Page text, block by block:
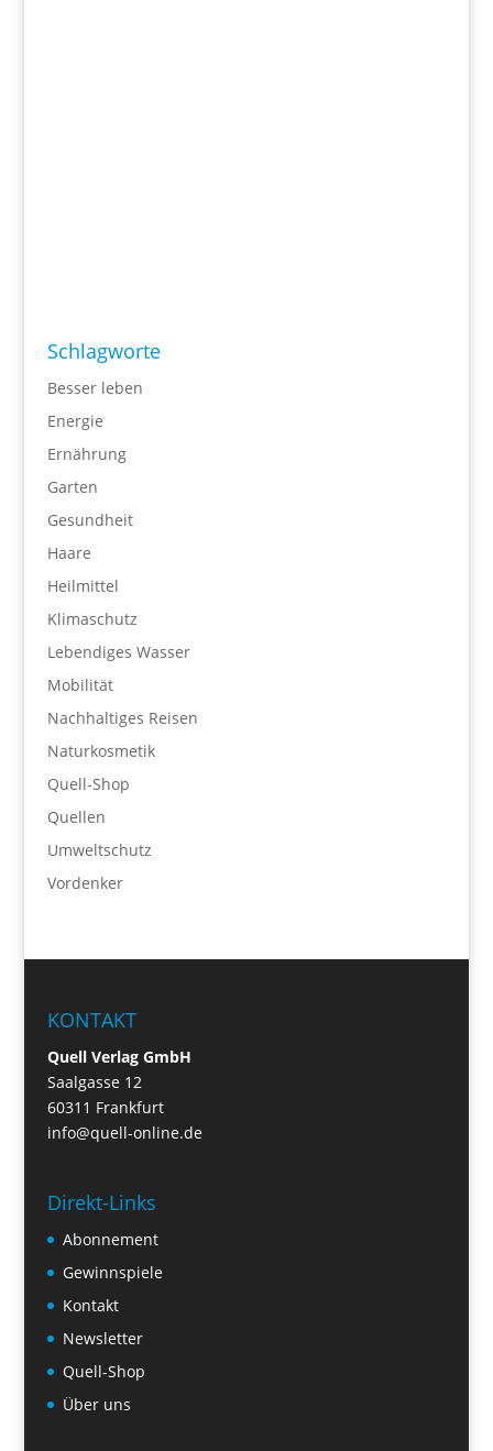
Schlagworte
Besser leben
Energie
Ernährung
Garten
Gesundheit
Haare
Heilmittel
Klimaschutz
Lebendiges Wasser
Mobilität
Nachhaltiges Reisen
Naturkosmetik
Quell-Shop
Quellen
Umweltschutz
Vordenker
KONTAKT
Quell Verlag GmbH
Saalgasse 12
60311 Frankfurt
info@quell-online.de
Direkt-Links
Abonnement
Gewinnspiele
Kontakt
Newsletter
Quell-Shop
Über uns